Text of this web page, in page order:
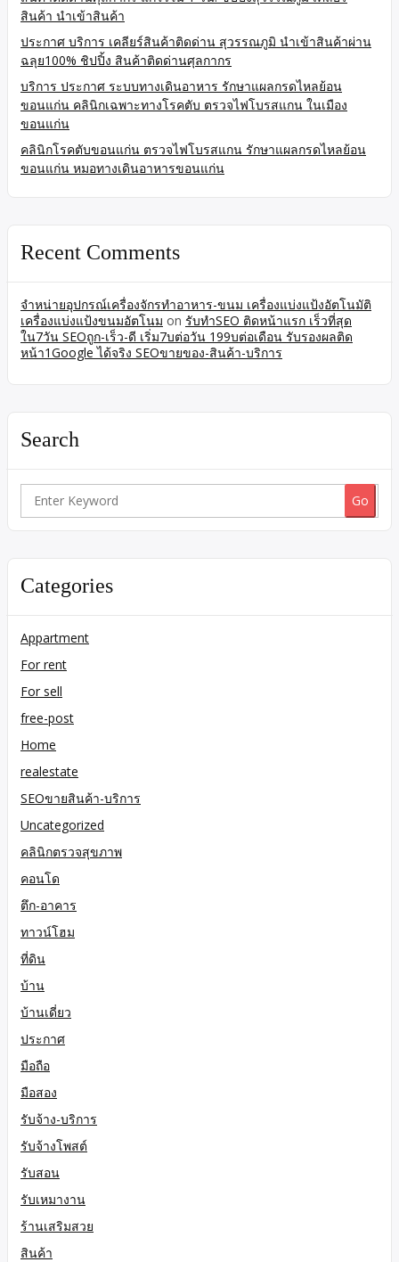
สินค้า นำเข้าสินค้า
ประกาศ บริการ เคลียร์สินค้าติดด่าน สุวรรณภูมิ นำเข้าสินค้าผ่าน
ฉลุย100% ชิปปิ้ง สินค้าติดด่านศุลกากร
บริการ ประกาศ ระบบทางเดินอาหาร รักษาแผลกรดไหลย้อน
ขอนแก่น คลินิกเฉพาะทางโรคตับ ตรวจไฟโบรสแกน ในเมือง
ขอนแก่น
คลินิกโรคตับขอนแก่น ตรวจไฟโบรสแกน รักษาแผลกรดไหลย้อน
ขอนแก่น หมอทางเดินอาหารขอนแก่น
Recent Comments
จำหน่ายอุปกรณ์เครื่องจักรทำอาหาร-ขนม เครื่องแบ่งแป้งอัตโนมัติ
เครื่องแบ่งแป้งขนมอัตโนม on รับทำSEO ติดหน้าแรก เร็วที่สุด
ใน7วัน SEOถูก-เร็ว-ดี เริ่ม7บต่อวัน 199บต่อเดือน รับรองผลติด
หน้า1Google ได้จริง SEOขายของ-สินค้า-บริการ
Search
Search
Categories
Appartment
For rent
For sell
free-post
Home
realestate
SEOขายสินค้า-บริการ
Uncategorized
คลินิกตรวจสุขภาพ
คอนโด
ตึก-อาคาร
ทาวน์โฮม
ที่ดิน
บ้าน
บ้านเดี่ยว
ประกาศ
มือถือ
มือสอง
รับจ้าง-บริการ
รับจ้างโพสต์
รับสอน
รับเหมางาน
ร้านเสริมสวย
สินค้า